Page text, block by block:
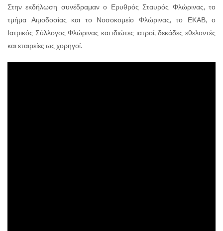
Στην εκδήλωση συνέδραμαν ο Ερυθρός Σταυρός Φλώρινας, το
τμήμα Αιμοδοσίας και το Νοσοκομείο Φλώρινας, το ΕΚΑΒ, ο
Ιατρικός Σύλλογος Φλώρινας και ιδιώτες ιατροί, δεκάδες εθελοντές
και εταιρείες ως χορηγοί.